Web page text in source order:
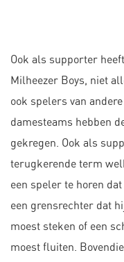
Ook als supporter
Milheezer Boys, niet
ook spelers van
damesteams hebben
gekregen. Ook als
terugkerende term
een speler te horen dat
een grensrechter dat
moest steken of een
moest fluiten.